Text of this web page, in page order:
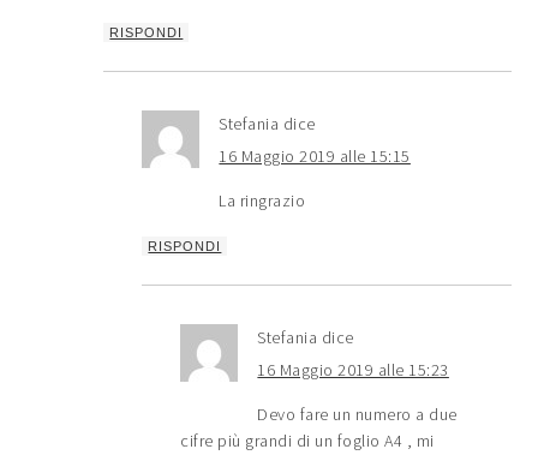
RISPONDI
Stefania dice
16 Maggio 2019 alle 15:15
La ringrazio
RISPONDI
Stefania dice
16 Maggio 2019 alle 15:23
Devo fare un numero a due
cifre più grandi di un foglio A4 , mi